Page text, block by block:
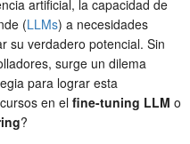
artificial, la capacidad de
(LLMs) a necesidades
su verdadero potencial. Sin
surge un dilema
para lograr esta
en el fine-tuning LLM o
?